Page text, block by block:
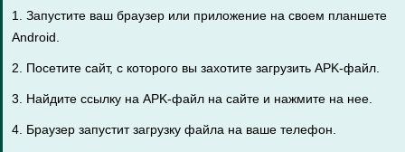
1. Запустите ваш браузер или приложение на своем планшете
Android.
2. Посетите сайт, с которого вы захотите загрузить APK-файл.
3. Найдите ссылку на APK-файл на сайте и нажмите на нее.
4. Браузер запустит загрузку файла на ваше телефон.